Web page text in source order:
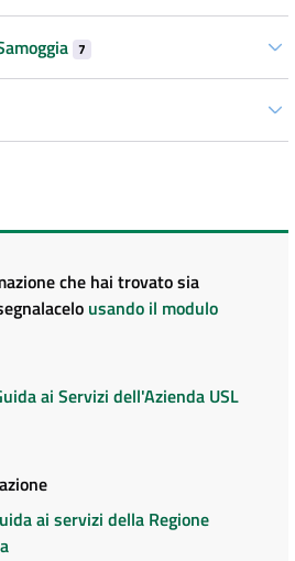
7
che hai trovato sia
usando il modulo
ai Servizi dell'Azienda USL
ai servizi della Regione